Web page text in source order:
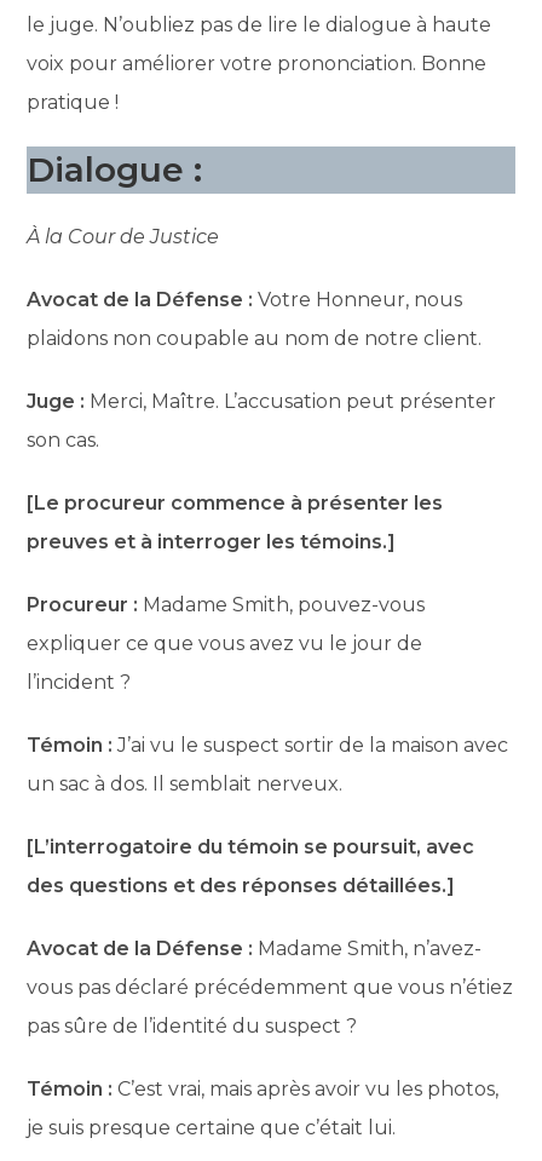
le juge. N’oubliez pas de lire le dialogue à haute
voix pour améliorer votre prononciation. Bonne
pratique !
Dialogue :
À la Cour de Justice
Avocat de la Défense : Votre Honneur, nous
plaidons non coupable au nom de notre client.
Juge : Merci, Maître. L’accusation peut présenter
son cas.
[Le procureur commence à présenter les
preuves et à interroger les témoins.]
Procureur : Madame Smith, pouvez-vous
expliquer ce que vous avez vu le jour de
l’incident ?
Témoin : J’ai vu le suspect sortir de la maison avec
un sac à dos. Il semblait nerveux.
[L’interrogatoire du témoin se poursuit, avec
des questions et des réponses détaillées.]
Avocat de la Défense : Madame Smith, n’avez-
vous pas déclaré précédemment que vous n’étiez
pas sûre de l’identité du suspect ?
Témoin : C’est vrai, mais après avoir vu les photos,
je suis presque certaine que c’était lui.